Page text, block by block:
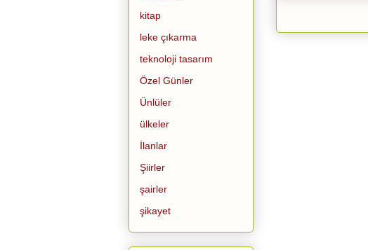
kitap
leke çıkarma
teknoloji tasarım
Özel Günler
Ünlüler
ülkeler
İlanlar
Şiirler
şairler
şikayet